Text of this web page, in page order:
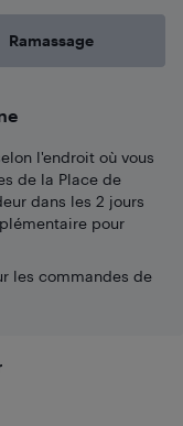
Ramassage
l'endroit où vous
de la Place de
dans les 2 jours
pour
les commandes de